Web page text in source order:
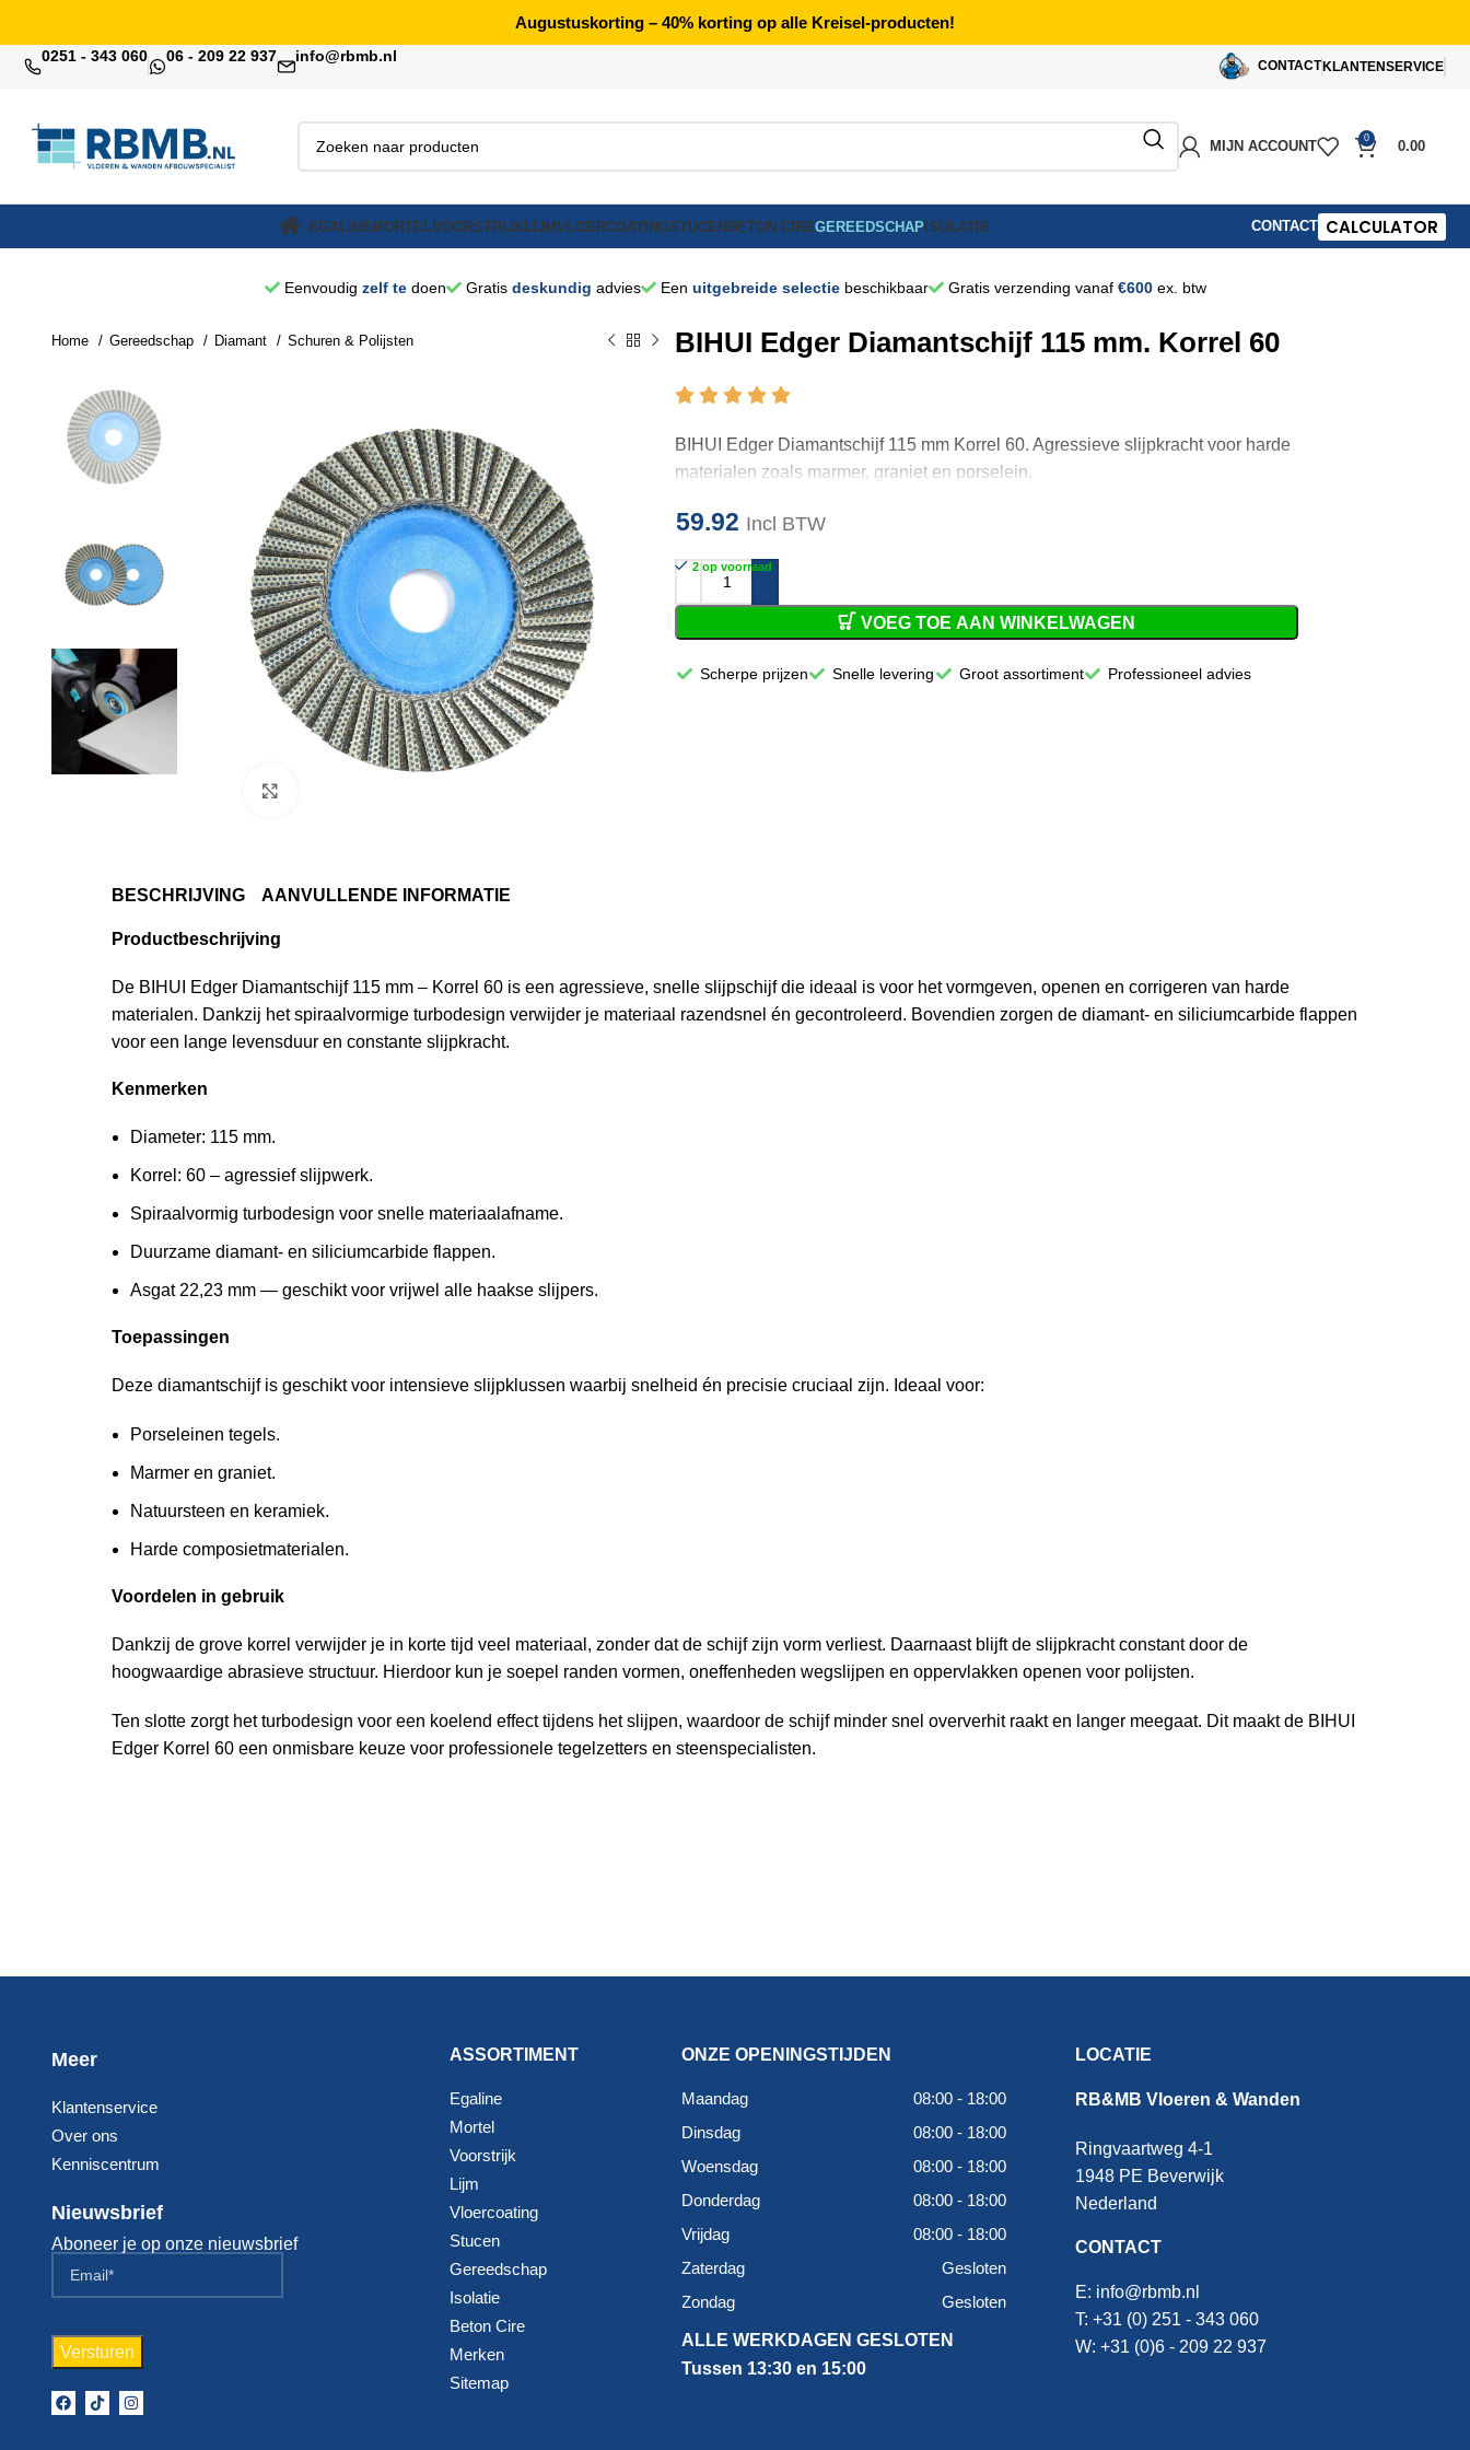
Augustuskorting – 40% korting op alle Kreisel-producten!
0251 - 343 060 06 - 209 22 937 info@rbmb.nl
CONTACT KLANTENSERVICE
MIJN ACCOUNT
0
0.00
EGALINEMORTELVOORSTRIJKLIJMVLOERCOATINGSTUCENBETON CIREGEREEDSCHAPISOLATIE CONTACT CALCULATOR
Eenvoudig zelf tedoen Gratis deskundig advies Een uitgebreide selectiebeschikbaar Gratis verzending vanaf €600ex. btw
Home Gereedschap Diamant Schuren & Polijsten BIHUI Edger Diamantschijf 115 mm. Korrel 60
BIHUI Edger Diamantschijf 115 mm Korrel 60. Agressieve slijpkracht voor harde
materialen zoals marmer, graniet en porselein.
59.92 Incl BTW
2 op voorraad
VOEG TOE AAN WINKELWAGEN
Scherpe prijzen Snelle levering Groot assortiment Professioneel advies
BESCHRIJVING AANVULLENDE INFORMATIE
Productbeschrijving
De BIHUI Edger Diamantschijf 115 mm – Korrel 60 is een agressieve, snelle slijpschijf die ideaal is voor het vormgeven, openen en corrigeren van harde
materialen. Dankzij het spiraalvormige turbodesign verwijder je materiaal razendsnel én gecontroleerd. Bovendien zorgen de diamant- en siliciumcarbide flappen
voor een lange levensduur en constante slijpkracht.
Kenmerken
Diameter: 115 mm.
Korrel: 60 – agressief slijpwerk.
Spiraalvormig turbodesign voor snelle materiaalafname.
Duurzame diamant- en siliciumcarbide flappen.
Asgat 22,23 mm — geschikt voor vrijwel alle haakse slijpers.
Toepassingen
Deze diamantschijf is geschikt voor intensieve slijpklussen waarbij snelheid én precisie cruciaal zijn. Ideaal voor:
Porseleinen tegels.
Marmer en graniet.
Natuursteen en keramiek.
Harde composietmaterialen.
Voordelen in gebruik
Dankzij de grove korrel verwijder je in korte tijd veel materiaal, zonder dat de schijf zijn vorm verliest. Daarnaast blijft de slijpkracht constant door de
hoogwaardige abrasieve structuur. Hierdoor kun je soepel randen vormen, oneffenheden wegslijpen en oppervlakken openen voor polijsten.
Ten slotte zorgt het turbodesign voor een koelend effect tijdens het slijpen, waardoor de schijf minder snel oververhit raakt en langer meegaat. Dit maakt de BIHUI
Edger Korrel 60 een onmisbare keuze voor professionele tegelzetters en steenspecialisten.
Meer
Klantenservice
Over ons
Kenniscentrum
Nieuwsbrief
Aboneer je op onze nieuwsbrief
ASSORTIMENT
Egaline
Mortel
Voorstrijk
Lijm
Vloercoating
Stucen
Gereedschap
Isolatie
Beton Cire
Merken
Sitemap
ONZE OPENINGSTIJDEN
Maandag
08:00 - 18:00
Dinsdag
08:00 - 18:00
Woensdag
08:00 - 18:00
Donderdag
08:00 - 18:00
Vrijdag
08:00 - 18:00
Zaterdag
Gesloten
Zondag
Gesloten
ALLE WERKDAGEN GESLOTEN
Tussen 13:30 en 15:00
LOCATIE
RB&MB Vloeren & Wanden
Ringvaartweg 4-1
1948 PE Beverwijk
Nederland
CONTACT
E: info@rbmb.nl
T: +31 (0) 251 - 343 060
W: +31 (0)6 - 209 22 937